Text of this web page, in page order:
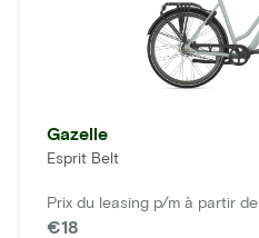
Gazelle
Esprit Belt
Prix du leasing p/m à partir de
€18